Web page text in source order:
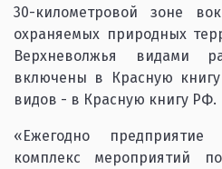
30-километровой зоне
охраняемых природных
Верхневолжья видами
включены в Красную
видов - в Красную книгу РФ.
«Ежегодно
комплекс мероприятий